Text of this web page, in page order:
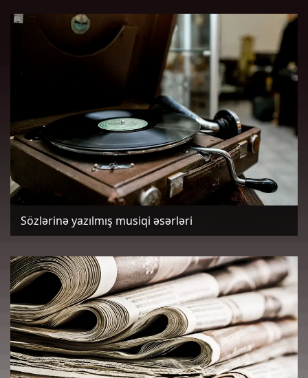
Sözlərinə yazılmış musiqi əsərləri